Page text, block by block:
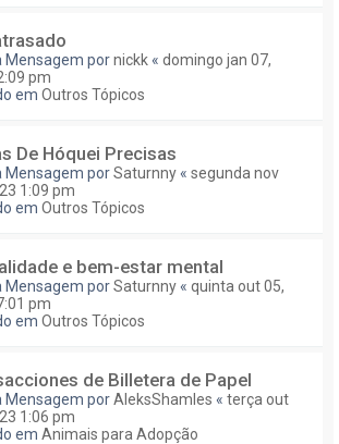
Mensagem pornickk « domingo jan 07,
pm
em Outros Tópicos
De Hóquei Precisas
Mensagem porSaturnny « segunda nov
1:09 pm
em Outros Tópicos
e bem-estar mental
Mensagem porSaturnny « quinta out 05,
pm
em Outros Tópicos
de Billetera de Papel
Mensagem porAleksShamles « terça out
1:06 pm
em Animais para Adopção